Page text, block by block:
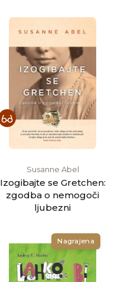
Susanne Abel
Izogibajte se Gretchen:
zgodba o nemogoči
ljubezni
Nagrajena